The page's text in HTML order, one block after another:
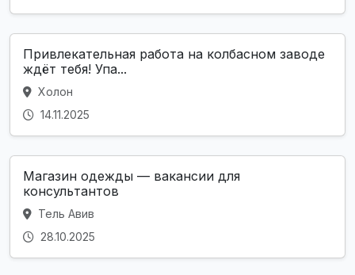
Привлекательная работа на колбасном заводе
ждёт тебя! Упа...
Холон
14.11.2025
Магазин одежды — вакансии для
консультантов
Тель Авив
28.10.2025